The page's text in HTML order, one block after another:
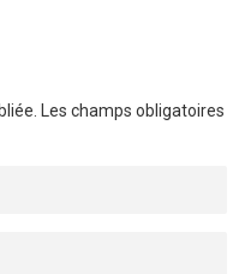
Les champs obligatoires